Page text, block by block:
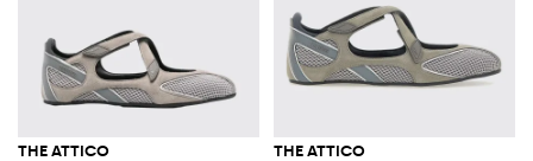
THE ATTICO THE ATTICO